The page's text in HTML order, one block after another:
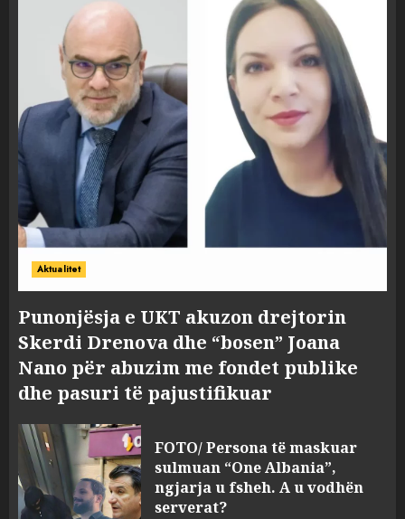
Aktualitet
Punonjësja e UKT akuzon drejtorin
Skerdi Drenova dhe “bosen” Joana
Nano për abuzim me fondet publike
dhe pasuri të pajustifikuar
FOTO/ Persona të maskuar
sulmuan “One Albania”,
ngjarja u fsheh. A u vodhën
serverat?